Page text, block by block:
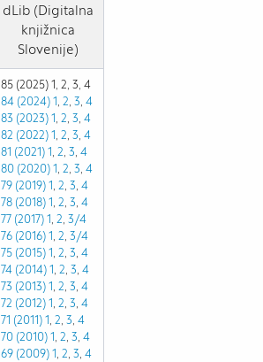
dLib (Digitalna
knjižnica
Slovenije)
85 (2025) 1, 2, 3, 4
84 (2024) 1, 2, 3, 4
83 (2023)1, 2, 3, 4
82 (2022)1, 2, 3, 4
81 (2021)1, 2, 3, 4
80 (2020)1, 2, 3, 4
79 (2019)1, 2, 3, 4
78 (2018)1, 2, 3, 4
77 (2017)1, 2, 3/4
76 (2016)1, 2, 3/4
75 (2015)1, 2, 3, 4
74 (2014)1, 2, 3, 4
73 (2013)1, 2, 3, 4
72 (2012)1, 2, 3, 4
71 (2011)1, 2, 3, 4
70 (2010)1, 2, 3, 4
69 (2009)1, 2, 3, 4